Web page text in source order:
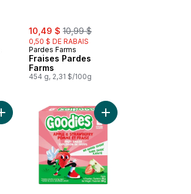
sale:
10,49 $ , formerly:
10,99 $
0,50 $ DE RABAIS
Pardes Farms
Fraises Pardes
Farms
454 g, 2,31 $/100g
panier
Ajouter Fraises Entières au panierAjouter Collation